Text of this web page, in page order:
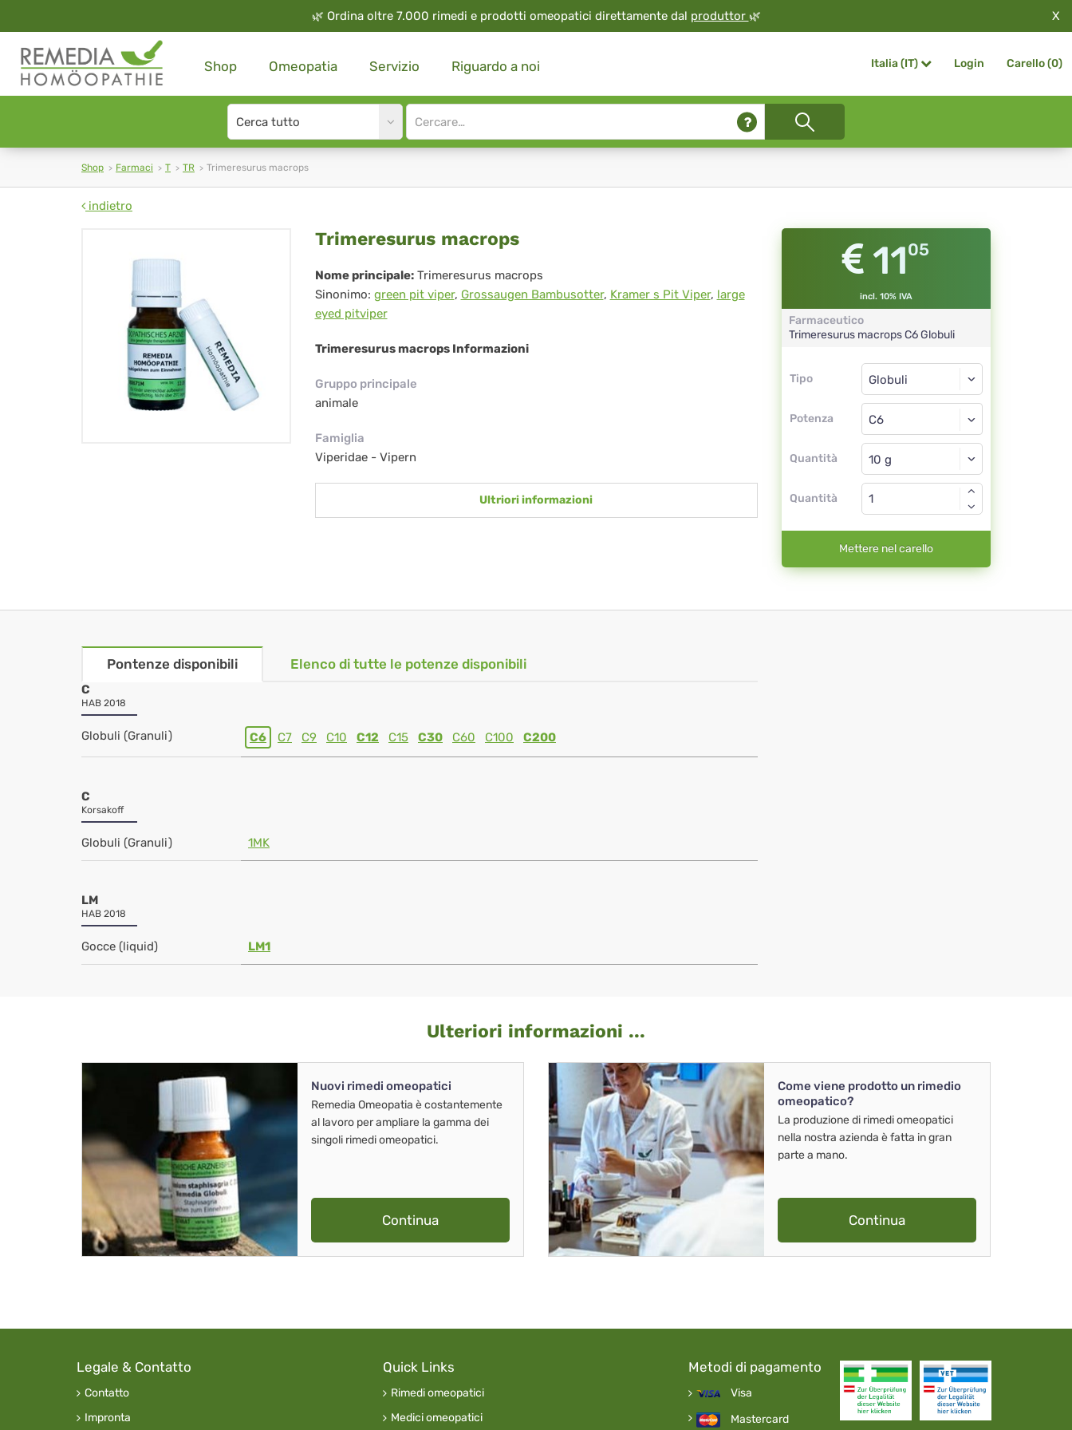
🌿 Ordina oltre 7.000 rimedi e prodotti omeopatici direttamente dal produttor 🌿 X
Shop Omeopatia Servizio Riguardo a noi Italia (IT) Login Carello (0)
Search
type
Site
search
Shop Farmaci T TR Trimeresurus macrops
indietro
Trimeresurus
macrops
Trimeresurus macrops
Nome principale: Trimeresurus macrops
Sinonimo: green pit viper, Grossaugen Bambusotter, Kramer s Pit Viper, large
eyed pitviper
Trimeresurus macrops Informazioni
Gruppo principale
animale
Famiglia
Viperidae - Vipern
Ultriori informazioni
1105
incl. 10% IVA
Farmaceutico
Trimeresurus macropsC6 Globuli
Tipo
Tipo
Potenza
Globuli
C6
Quantità
Globuli
Quantità
Mettere nel carello
Pontenze disponibili Elenco di tutte le potenze disponibili
C
HAB 2018
Globuli (Granuli) C6 C7 C9 C10 C12 C15 C30 C60 C100 C200
C
Korsakoff
Globuli (Granuli) 1MK
LM
HAB 2018
Gocce (liquid) LM1
Ulteriori informazioni ...
Nuovi rimedi omeopatici
Remedia Omeopatia è costantemente
al lavoro per ampliare la gamma dei
singoli rimedi omeopatici.
Continua
Come viene prodotto un rimedio
omeopatico?
La produzione di rimedi omeopatici
nella nostra azienda è fatta in gran
parte a mano.
Continua
Legale & Contatto
Contatto
Impronta
Quick Links
Rimedi omeopatici
Medici omeopatici
Metodi di pagamento
Visa
Mastercard